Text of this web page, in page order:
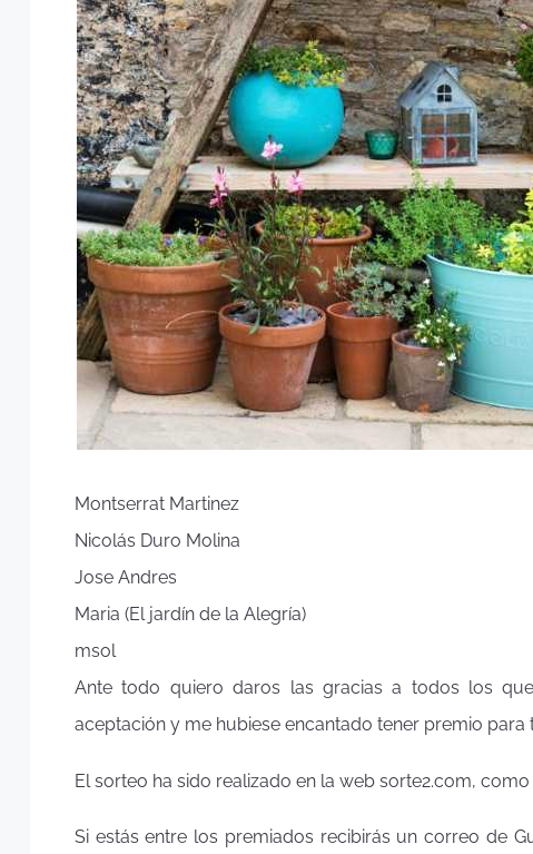
Montserrat Martinez
Nicolás Duro Molina
Jose Andres
Maria (El jardín de la Alegría)
msol
Ante todo quiero daros las gracias a todos los
aceptación y me hubiese encantado tener premio para
El sorteo ha sido realizado en la web sorte2.com,
Si estás entre los premiados recibirás un correo de